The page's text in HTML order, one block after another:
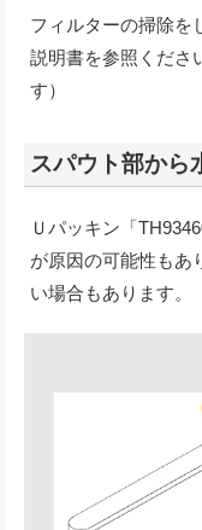
フィルターの掃除を
説明書を参照くださ
す）
スパウト部から
Ｕパッキン「
が原因の可能性もあ
い場合もあります。